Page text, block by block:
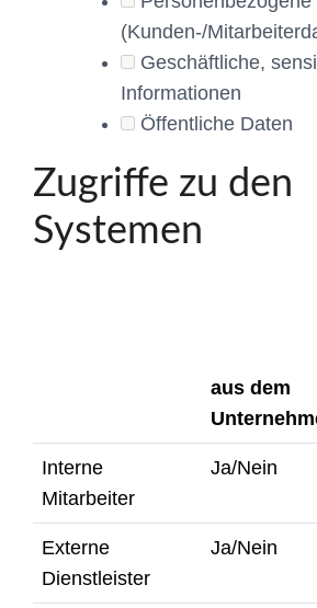
(Kunden-/
Geschäftliche,
Informationen
Öffentliche Daten
Zugriffe zu den
Systemen
aus dem
Interne
Mitarbeiter
Ja/Nein
Externe
Dienstleister
Ja/Nein